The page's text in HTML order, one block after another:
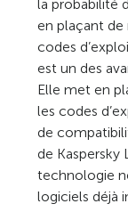
la probabilité
en plaçant de
codes
est un des
Elle met en
les codes
de
de Kaspersky
technologie
logiciels déjà